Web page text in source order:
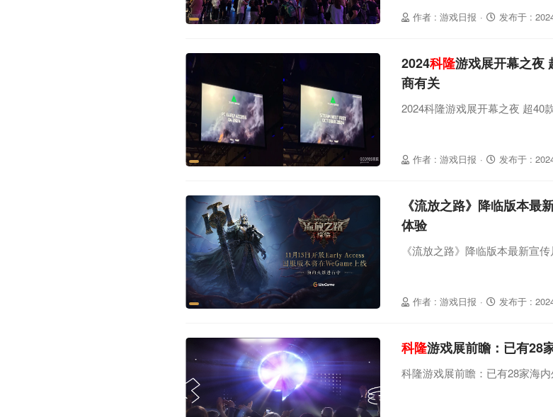
作者 : 游戏日报 · 发布于 :
作者 : 游戏日报 · 发布于 :
2024科隆游戏展开幕之夜
商有关
2024科隆游戏展开幕之夜 超40
作者 : 游戏日报 · 发布于 :
《流放之路》降临版本最
体验
《流放之路》降临版本最新宣
科隆游戏展前瞻：已有28
科隆游戏展前瞻：已有28家海